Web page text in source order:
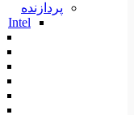
پردازنده
Intel